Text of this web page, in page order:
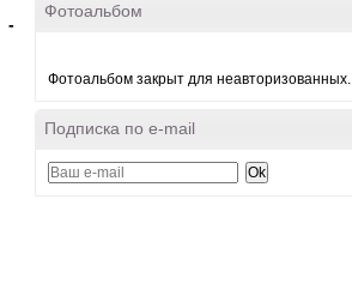
-
Фотоальбом
Фотоальбом закрыт для неавторизованных.
Подписка по e-mail